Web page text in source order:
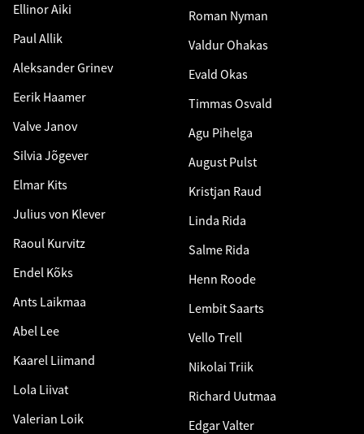
Ellinor Aiki
Paul Allik
Aleksander Grinev
Eerik Haamer
Valve Janov
Silvia Jõgever
Elmar Kits
Julius von Klever
Raoul Kurvitz
Endel Kõks
Ants Laikmaa
Abel Lee
Kaarel Liimand
Lola Liivat
Valerian Loik
Roman Nyman
Valdur Ohakas
Evald Okas
Timmas Osvald
Agu Pihelga
August Pulst
Kristjan Raud
Linda Rida
Salme Rida
Henn Roode
Lembit Saarts
Vello Trell
Nikolai Triik
Richard Uutmaa
Edgar Valter